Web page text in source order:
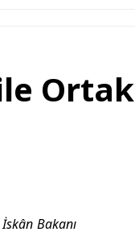
Ortak
Bakanı